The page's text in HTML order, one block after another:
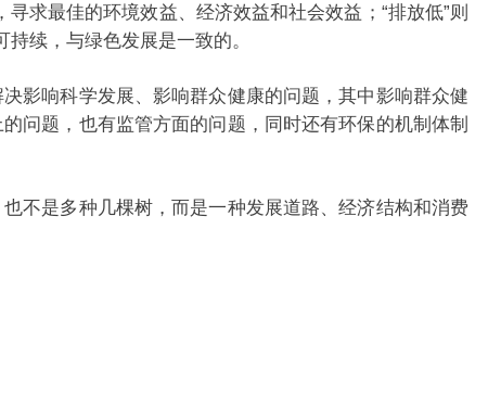
求最佳的环境效益、经济效益和社会效益；“排放低”则
续，与绿色发展是一致的。
响科学发展、影响群众健康的问题，其中影响群众健
问题，也有监管方面的问题，同时还有环保的机制体制
是多种几棵树，而是一种发展道路、经济结构和消费